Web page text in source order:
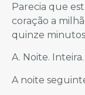
Parecia que
coração a
quinze
A. Noite. Inteira.
A noite